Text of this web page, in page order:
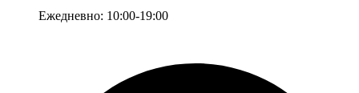
Ежедневно: 10:00-19:00